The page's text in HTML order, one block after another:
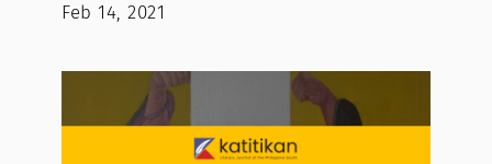
Feb 14, 2021